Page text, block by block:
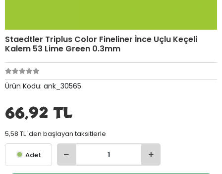
Staedtler Triplus Color Fineliner İnce Uçlu Keçeli
Kalem 53 Lime Green 0.3mm
Ürün Kodu: ank_30565
66,92 TL
5,58 TL 'den başlayan taksitlerle
Adet